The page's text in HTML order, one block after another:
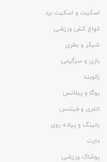
اسکیت و اسکیت برد
انواع کش ورزشی
شیکر و بطری
بازی و سرگرمی
زانوبند
یوگا و پیلاتس
لاغری و فیتنس
رانینگ و پیاده روی
دارت
پوشاک ورزشی